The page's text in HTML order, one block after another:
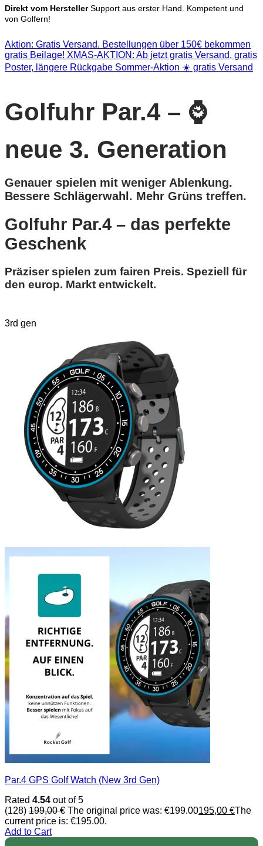
Direkt vom Hersteller Support aus erster Hand. Kompetent und
von Golfern!
Aktion: Gratis Versand. Bestellungen über 150€ bekommen
gratis Beilage! XMAS-AKTION: Ab jetzt gratis Versand, gratis
Poster, längere Rückgabe Sommer-Aktion ☀️ gratis Versand
Golfuhr Par.4 – ⌚
neue 3. Generation
Genauer spielen mit weniger Ablenkung.
Bessere Schlägerwahl. Mehr Grüns treffen.
Golfuhr Par.4 – das perfekte
Geschenk
Präziser spielen zum fairen Preis. Speziell für
den europ. Markt entwickelt.
3rd gen
Par.4 GPS Golf Watch (New 3rd Gen)
Rated 4.54 out of 5
(128) 199,00€ The original price was: €199.00195,00 €The
current price is: €195.00.
Add to Cart